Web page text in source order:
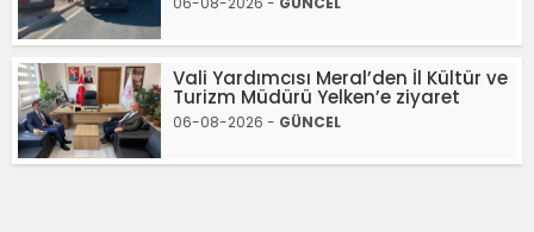
Vali Yardımcısı Meral’den İl Kültür ve
Turizm Müdürü Yelken’e ziyaret
06-08-2026 - GÜNCEL